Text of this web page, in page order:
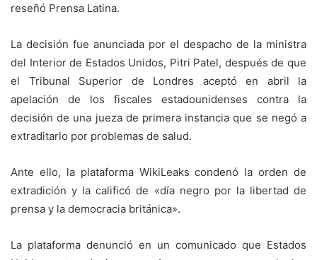
reseñó Prensa Latina.
La decisión fue anunciada por el despacho de la ministra
del Interior de Estados Unidos, Pitri Patel, después de que
el Tribunal Superior de Londres aceptó en abril la
apelación de los fiscales estadounidenses contra la
decisión de una jueza de primera instancia que se negó a
extraditarlo por problemas de salud.
Ante ello, la plataforma WikiLeaks condenó la orden de
extradición y la calificó de «día negro por la libertad de
prensa y la democracia británica».
La plataforma denunció en un comunicado que Estados